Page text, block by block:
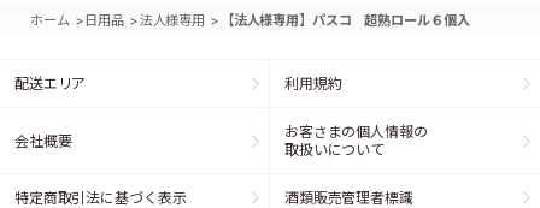
ホーム > 日用品 >法人様専用 > 【法人様専用】パスコ 超熟ロール６個入
配送エリア 利用規約
会社概要
お客さまの個人情報の
取扱いについて
特定商取引法に基づく表示 酒類販売管理者標識